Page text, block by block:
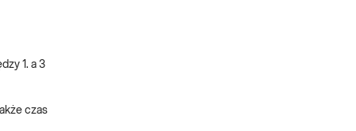
1. a 3
czas